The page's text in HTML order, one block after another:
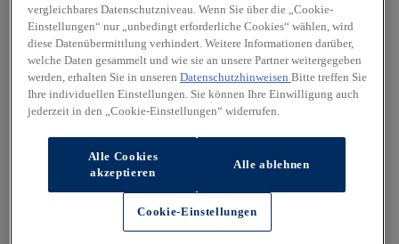
vergleichbares Datenschutzniveau. Wenn Sie über die „Cookie-
Einstellungen“ nur „unbedingt erforderliche Cookies“ wählen, wird
diese Datenübermittlung verhindert. Weitere Informationen darüber,
welche Daten gesammelt und wie sie an unsere Partner weitergegeben
werden, erhalten Sie in unseren Datenschutzhinweisen Bitte treffen Sie
Ihre individuellen Einstellungen. Sie können Ihre Einwilligung auch
jederzeit in den „Cookie-Einstellungen“ widerrufen.
Alle Cookies
akzeptieren
Alle ablehnen
Cookie-Einstellungen